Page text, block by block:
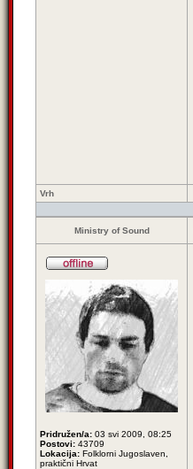
Vrh
Ministry of Sound
Pridružen/a: 03 svi 2009, 08:25
Postovi: 43709
Lokacija: Folklorni Jugoslaven,
praktični Hrvat